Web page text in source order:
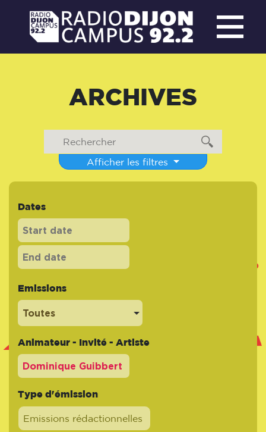
ARCHIVES
Afficher les filtres
Dates
Emissions
Toutes
Animateur - Invité - Artiste
Type d'émission
Emissions rédactionnelles